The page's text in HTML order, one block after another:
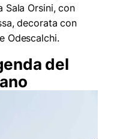
Sala Orsini, con
decorata con
Odescalchi.
del